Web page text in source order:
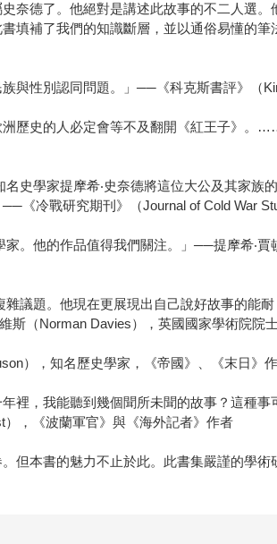
史奈德了。他絕對是講述此故事的不二人
填補了我們的知識斷層，並以通俗易懂的
與性別認同問題。」──《科克斯書評》（
洲歷史的人必定會等不及翻開《紅王子》
史學家提摩希‧史奈德將這位大公及其家
《冷戰研究期刊》（Journal of Cold War
家。他的作品值得我們關注。」──提摩希‧
雜議題。他現在更展現出自己說好故事的能
斯（Norman Davies），英國國家學術院院
），知名歷史學家，《帝國》、《末日》
裡，我能聽到幾個聞所未聞的故事？這種
，《波蘭軍官》與《海外記者》作者
但本書的魅力不止於此。此書集嚴謹的學